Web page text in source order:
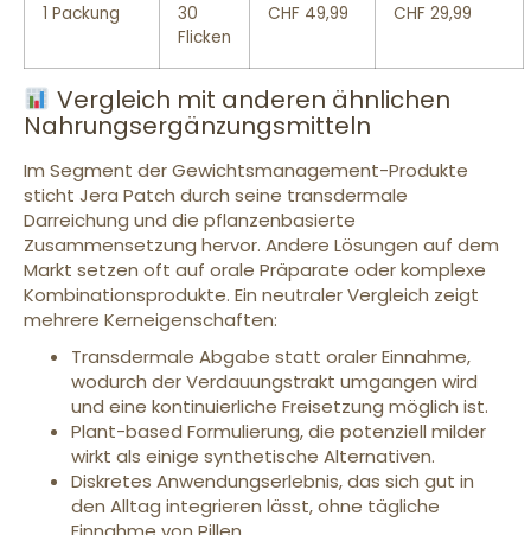
1 Packung
30
Flicken
CHF 49,99 CHF 29,99
Vergleich mit anderen ähnlichen
Nahrungsergänzungsmitteln
Im Segment der Gewichtsmanagement-Produkte
sticht Jera Patch durch seine transdermale
Darreichung und die pflanzenbasierte
Zusammensetzung hervor. Andere Lösungen auf dem
Markt setzen oft auf orale Präparate oder komplexe
Kombinationsprodukte. Ein neutraler Vergleich zeigt
mehrere Kerneigenschaften:
Transdermale Abgabe statt oraler Einnahme,
wodurch der Verdauungstrakt umgangen wird
und eine kontinuierliche Freisetzung möglich ist.
Plant-based Formulierung, die potenziell milder
wirkt als einige synthetische Alternativen.
Diskretes Anwendungserlebnis, das sich gut in
den Alltag integrieren lässt, ohne tägliche